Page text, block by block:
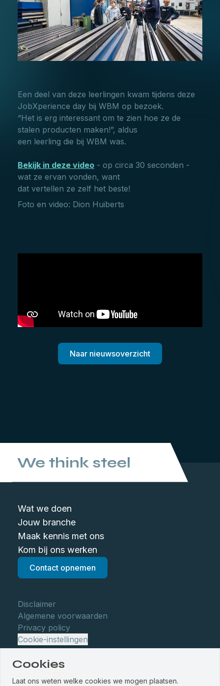
Een deel van deze leerlingen kwam tijdens deze
JobXperience day bij WBM op bezoek.
“Het is erg interessant om te zien hoe ze de
stalen producten maken!”, aldus
een leerling die bij WBM was.
Bekijk in deze video - op circa 30 seconden -
wat ze ervan vonden, want
dat vertellen ze zelf het beste!
Foto en video: Dion Huiberts
Naar nieuwsoverzicht
We think steel
Wat we doen
Jouw branche
Maak kennis met ons
Kom bij ons werken
Contact opnemen
Disclaimer
Algemene voorwaarden
Privacy policy
Cookie-instellingen
Cookies
Laat ons weten welke cookies we mogen plaatsen.